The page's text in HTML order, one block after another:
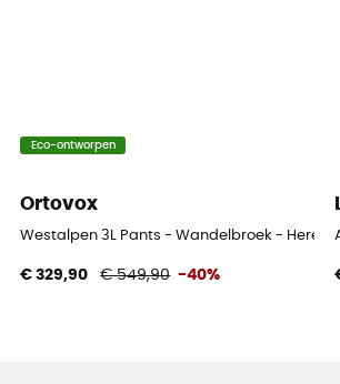
Eco-ontworpen
Ortovox
Westalpen 3L Pants - Wandelbroek - Heren
€ 329,90 € 549,90 -40%